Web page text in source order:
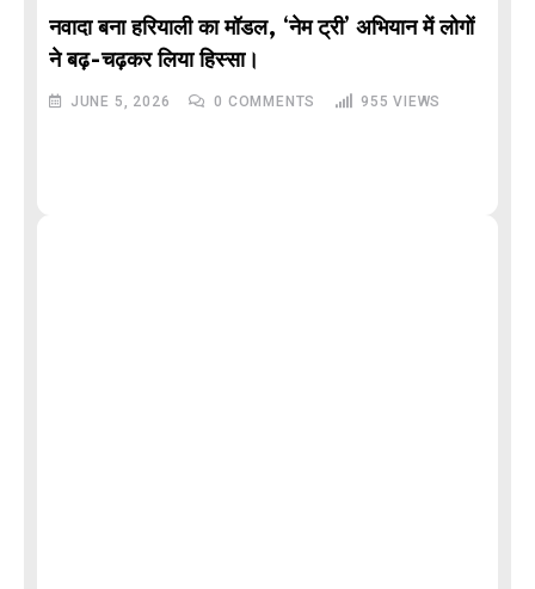
नवादा बना हरियाली का मॉडल, ‘नेम ट्री’ अभियान में लोगों
ने बढ़-चढ़कर लिया हिस्सा।
JUNE 5, 2026 0 COMMENTS 955 VIEWS